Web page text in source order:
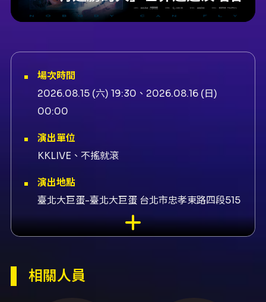
場次時間
2026.08.15 (六) 19:30、2026.08.16 (日)
00:00
演出單位
KKLIVE、不搖就滾
演出地點
臺北大巨蛋-臺北大巨蛋 台北市忠孝東路四段515
KKTIX、售票平台全家便利商店 FamiPort、演
相關人員